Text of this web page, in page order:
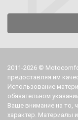
2011-2026 ©
предоставляя им
Использование
обязательном
Ваше внимание на то,
характер. Материалы